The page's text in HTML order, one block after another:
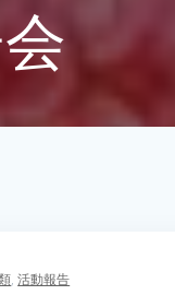
,活動報告